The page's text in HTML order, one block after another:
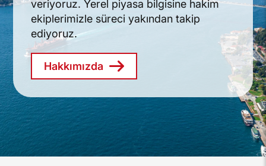
veriyoruz. Yerel piyasa bilgisine hakim
ekiplerimizle süreci yakından takip
ediyoruz.
Hakkımızda